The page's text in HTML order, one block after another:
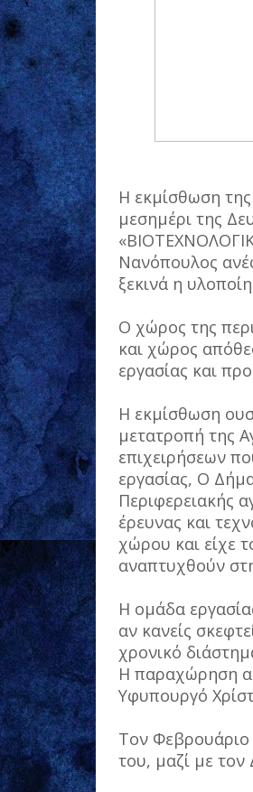
Η εκμίσθωση
μεσημέρι της
Νανόπουλος
ξεκινά η
Ο χώρος της
και χώρος
εργασίας και
Η εκμίσθωση
μετατροπή της
επιχειρήσεων
εργασίας, Ο
Περιφερειακής
έρευνας και
χώρου και είχε
αναπτυχθούν
Η ομάδα
αν κανείς
χρονικό
Η παραχώρηση
Υφυπουργό
Τον
του, μαζί με